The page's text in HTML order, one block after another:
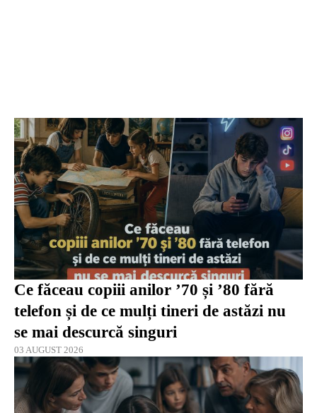
Ce făceau copiii anilor ’70 și ’80 fără
telefon și de ce mulți tineri de astăzi nu
se mai descurcă singuri
03 AUGUST 2026